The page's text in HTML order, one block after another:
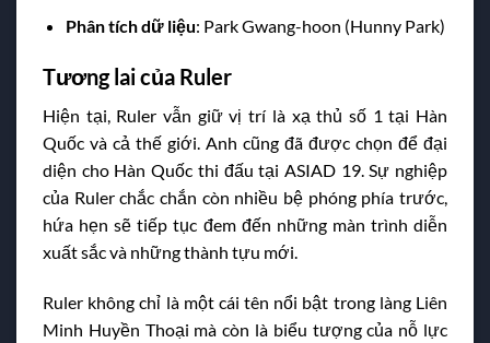
Phân tích dữ liệu: Park Gwang-hoon (Hunny Park)
Tương lai của Ruler
Hiện tại, Ruler vẫn giữ vị trí là xạ thủ số 1 tại Hàn
Quốc và cả thế giới. Anh cũng đã được chọn để đại
diện cho Hàn Quốc thi đấu tại ASIAD 19. Sự nghiệp
của Ruler chắc chắn còn nhiều bệ phóng phía trước,
hứa hẹn sẽ tiếp tục đem đến những màn trình diễn
xuất sắc và những thành tựu mới.
Ruler không chỉ là một cái tên nổi bật trong làng Liên
Minh Huyền Thoại mà còn là biểu tượng của nỗ lực